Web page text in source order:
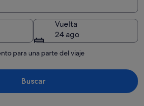
Vuelta
24 ago
para una parte del viaje
Buscar